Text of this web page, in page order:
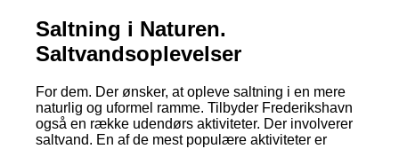
Saltning i Naturen.
Saltvandsoplevelser
For dem. Der ønsker, at opleve saltning i en mere
naturlig og uformel ramme. Tilbyder Frederikshavn
også en række udendørs aktiviteter. Der involverer
saltvand. En af de mest populære aktiviteter er